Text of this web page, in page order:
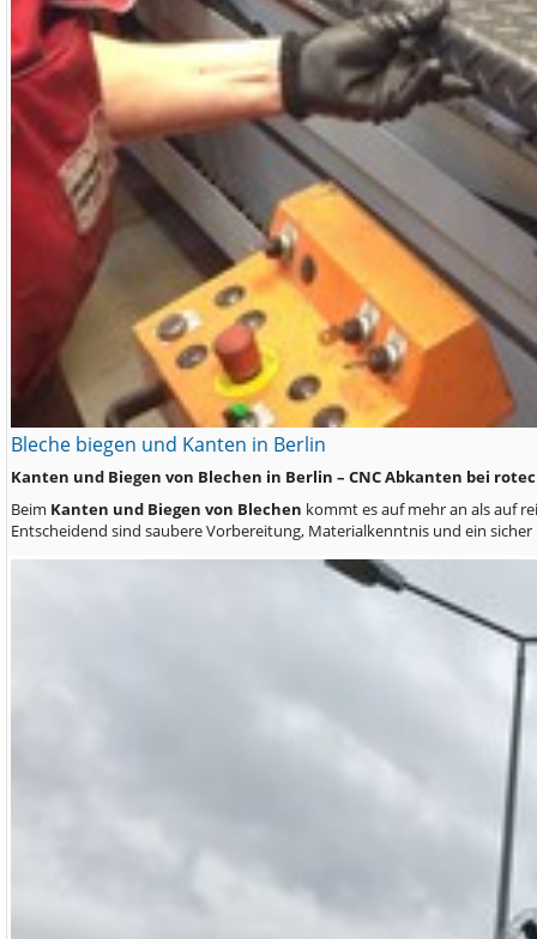
Bleche biegen und Kanten in Berlin
Kanten und Biegen von Blechen in Berlin – CNC Abkanten bei rotec
Beim Kanten und Biegen von Blechen kommt es auf mehr an als auf
Entscheidend sind saubere Vorbereitung, Materialkenntnis und ein